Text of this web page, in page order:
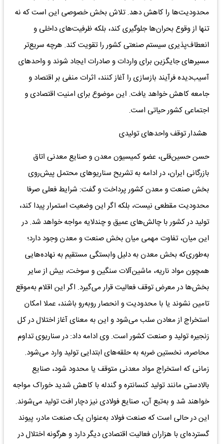
محدودیت‌ها را کاهش دهد. تلاش بخش خصوصی این است که نه
تنها از وقوع بحران‌ها جلوگیری کند، بلکه ظرفیت‌های داخلی و
انعطاف‌پذیری سیستم صنعتی کشور را تقویت کند. هرچه سریع‌تر
مسیرهای جایگزین برای واردات و صادرات ایجاد شوند و واحدهای
آسیب‌‌دیده فرآیند بازسازی را آغاز کنند، اثرات منفی بر اقتصاد و
جامعه کاهش خواهد یافت. این موضوع برای امنیت اقتصادی و
اجتماعی کشور حیاتی است.
هشدار توقف واحد‌های تولیدی
حسن حسین‌قلی، عضو کمیسیون معدن و صنایع معدنی اتاق
بازرگانی ایران، در ادامه به تشریح سناریوهای محتمل پیش‌روی
بخش صنعت و معدن کشور پرداخت و گفت: شرایط فعلی صرفا
محدودیت مقطعی نیست، بلکه اگر این وضعیت استمرار پیدا کند،
تولید در کشور با چالش‌های عمیق و چندلایه مواجه خواهد شد. در
این میان، تفاوت مهمی میان بخش صنعت و معدن وجود دارد؛
به‌طوری‌که بخش معدن به دلیل وابستگی مستقیم به نهاده‌هایی
همچون مواد ناریه، ماشین‌آلات سنگین و سوخت، بیش از سایر
بخش‌ها در معرض توقف فعالیت قرار می‌گیرد. اگر این اقلام به‌موقع
تامین نشوند یا با محدودیت و انحصار روبه‌رو باشند، عملا امکان
استخراج از معادن سلب می‌شود و این به معنای آغاز اختلال در کل
زنجیره تولید و صنعت کشور است. وی ادامه داد: در سناریوی تداوم
محاصره، نخستین ضربه به حلقه‌های ابتدایی تولید وارد می‌شود.
زمانی که استخراج مواد معدنی متوقف یا محدود شود، صنایع
بالادستی مانند تولید کنسانتره و گندله با کاهش شدید خوراک مواجه
خواهند شد و به‌تبع آن، صنایع فولادی نیز دچار افت تولید می‌شوند.
این در حالی است که صنعت فولاد به‌عنوان یک صنعت مادر، پیوند
گسترده‌ای با هزاران فعالیت اقتصادی دیگر دارد و هرگونه اختلال در